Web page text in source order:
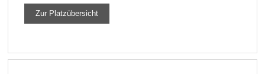
Zur Platzübersicht